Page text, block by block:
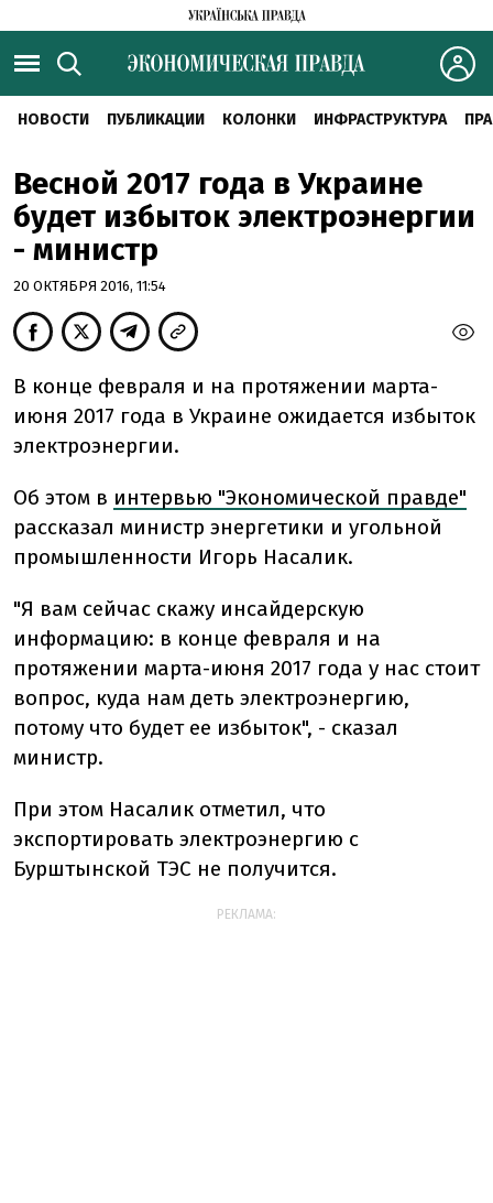
НОВОСТИ ПУБЛИКАЦИИ КОЛОНКИ ИНФРАСТРУКТУРА
Весной 2017 года в Украине
будет избыток электроэнергии
- министр
20 ОКТЯБРЯ 2016, 11:54
В конце февраля и на протяжении марта-
июня 2017 года в Украине ожидается избыток
электроэнергии.
Об этом в интервью "Экономической правде"
рассказал министр энергетики и угольной
промышленности Игорь Насалик.
"Я вам сейчас скажу инсайдерскую
информацию: в конце февраля и на
протяжении марта-июня 2017 года у нас стоит
вопрос, куда нам деть электроэнергию,
потому что будет ее избыток", - сказал
министр.
При этом Насалик отметил, что
экспортировать электроэнергию с
Бурштынской ТЭС не получится.
РЕКЛАМА: